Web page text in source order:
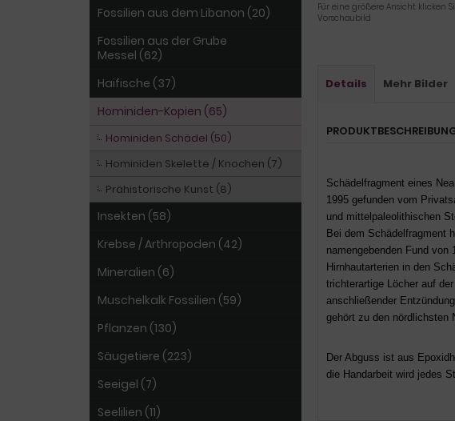
Für eine größere Ansicht klicken
Vorschaubild
Details Mehr Bilder
Schädelfragment eines
1995 gefunden vom
und mittelpaleolithischen
Bei dem Schädelfragment
namengebenden Fund
Hirnhautarterien in den
trichterartige Löcher auf
anschließender
gehört zu den nördlichsten
Der Abguss ist aus
die Handarbeit wird jedes
Fossilien aus dem Libanon (20)
Fossilien aus der Grube
Messel (62)
Haifische (37)
Hominiden-Kopien (65)
Hominiden Schädel (50)
Hominiden Skelette / Knochen (7)
Prähistorische Kunst (8)
Insekten (58)
Krebse / Arthropoden (42)
Mineralien (6)
Muschelkalk Fossilien (59)
Pflanzen (130)
Säugetiere (223)
Seeigel (7)
Seelilien (11)